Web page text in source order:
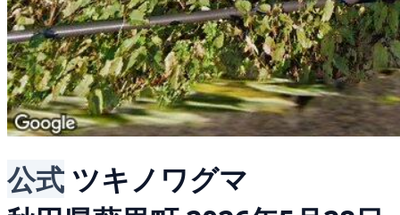
公式 ツキノワグマ